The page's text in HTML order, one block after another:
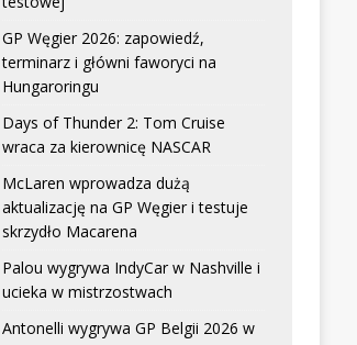
GP Węgier 2026: zapowiedź,
terminarz i główni faworyci na
Hungaroringu
Days of Thunder 2: Tom Cruise
wraca za kierownicę NASCAR
McLaren wprowadza dużą
aktualizację na GP Węgier i testuje
skrzydło Macarena
Palou wygrywa IndyCar w Nashville i
ucieka w mistrzostwach
Antonelli wygrywa GP Belgii 2026 w